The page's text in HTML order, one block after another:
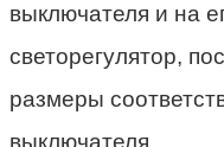
выключателя и на
светорегулятор,
размеры
выключателя.